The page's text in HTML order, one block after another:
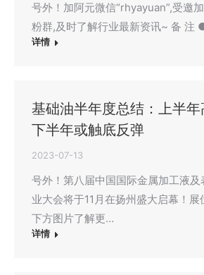
号外！加阿元微信“rhyayuan”,受邀
粉群,及时了解行业最新资讯~ 备 注
详情
基础油半年度总结：上半年
下半年或触底反弹
2023-07-13
号外！第八届中国国际金属加工液
业大会将于11月在扬州盛大启幕！
下方图片了解更…
详情